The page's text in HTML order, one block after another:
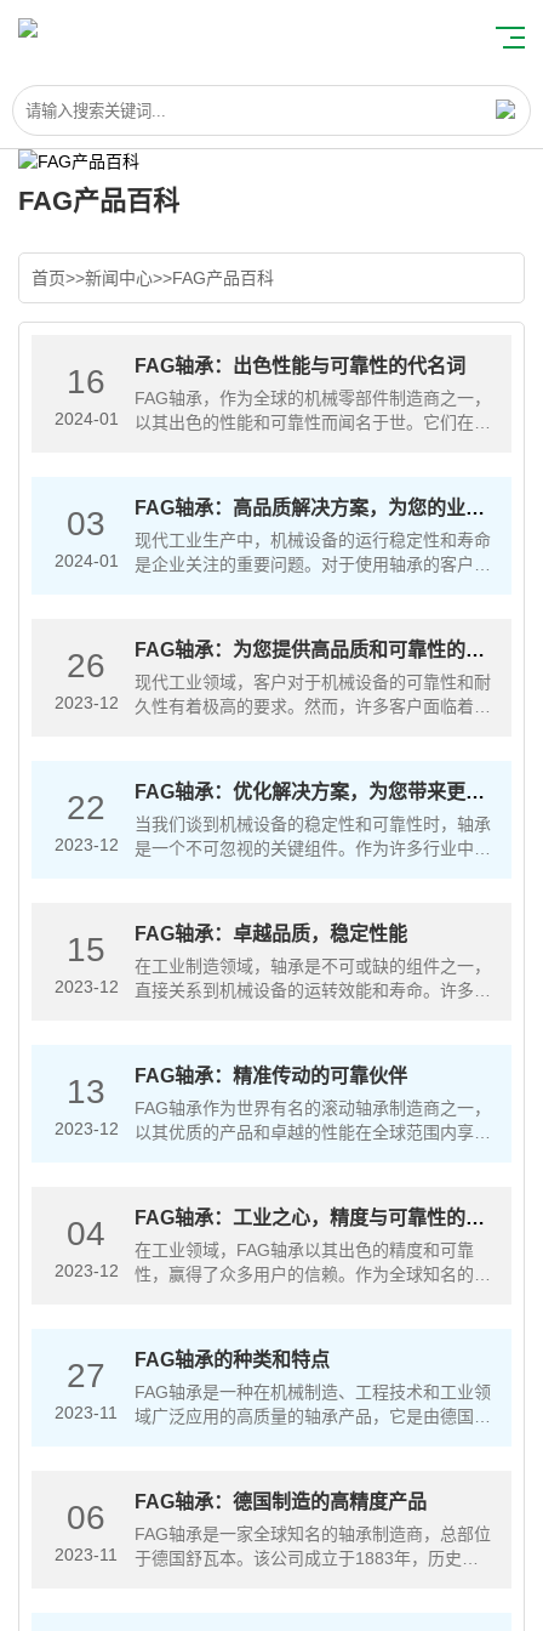
FAG产品百科
首页>>新闻中心>>FAG产品百科
16
2024-01
FAG轴承：出色性能与可靠性的代名词
FAG轴承，作为全球的机械零部件制造商之一，
以其出色的性能和可靠性而闻名于世。它们在各
的支持。首先，FAG轴承具有出···
03
2024-01
FAG轴承：高品质解决方案，为您的业务
提供可靠支持
现代工业生产中，机械设备的运行稳定性和寿命
是企业关注的重要问题。对于使用轴承的客户来
满足高负荷和高速运转的要求。此外···
26
2023-12
FAG轴承：为您提供高品质和可靠性的解
决方案
现代工业领域，客户对于机械设备的可靠性和耐
久性有着极高的要求。然而，许多客户面临着与
生了重要影响。作为一家知名的生产···
22
2023-12
FAG轴承：优化解决方案，为您带来更出
色的机械性能
当我们谈到机械设备的稳定性和可靠性时，轴承
是一个不可忽视的关键组件。作为许多行业中重
介绍FAG轴承在这些方面如何满足···
15
2023-12
FAG轴承：卓越品质，稳定性能
在工业制造领域，轴承是不可或缺的组件之一，
直接关系到机械设备的运转效能和寿命。许多客
涉及到产品的可靠性、寿命和适应性···
13
2023-12
FAG轴承：精准传动的可靠伙伴
FAG轴承作为世界有名的滚动轴承制造商之一，
以其优质的产品和卓越的性能在全球范围内享有
伙伴的价值所在。一、FAG轴···
04
2023-12
FAG轴承：工业之心，精度与可靠性的完
美结合
在工业领域，FAG轴承以其出色的精度和可靠
性，赢得了众多用户的信赖。作为全球知名的轴
一、出色的精度与可靠性：FAG轴···
27
2023-11
FAG轴承的种类和特点
FAG轴承是一种在机械制造、工程技术和工业领
域广泛应用的高质量的轴承产品，它是由德国
构、用途和工作条件，可以分为以下···
06
2023-11
FAG轴承：德国制造的高精度产品
FAG轴承是一家全球知名的轴承制造商，总部位
于德国舒瓦本。该公司成立于1883年，历史悠